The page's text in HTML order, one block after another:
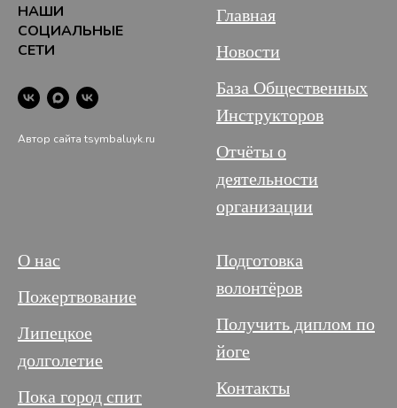
НАШИ
СОЦИАЛЬНЫЕ
СЕТИ
Автор сайта tsymbaluyk.ru
Главная
Новости
База Общественных
Инструкторов
Отчёты о
деятельности
организации
О нас
Пожертвование
Липецкое
долголетие
Пока город спит
Подготовка
волонтёров
Получить диплом по
йоге
Контакты